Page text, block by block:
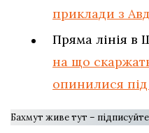
приклади з
Пряма лінія в
на що
опинилися
Бахмут живе тут –